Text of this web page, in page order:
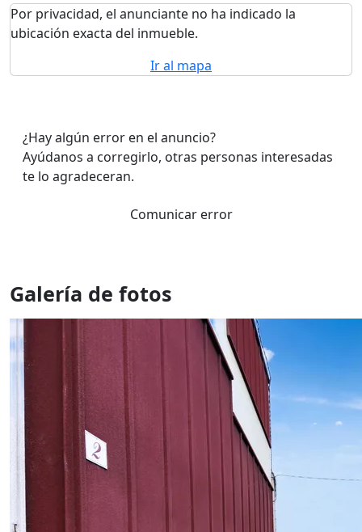
Por privacidad, el anunciante no ha indicado la
ubicación exacta del inmueble.
Ir al mapa
¿Hay algún error en el anuncio?
Ayúdanos a corregirlo, otras personas interesadas
te lo agradeceran.
Comunicar error
Galería de fotos